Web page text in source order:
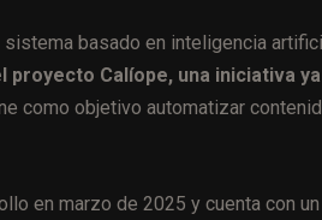
basado en inteligencia
Calíope, una iniciativa
como objetivo automatizar
en marzo de 2025 y cuenta con